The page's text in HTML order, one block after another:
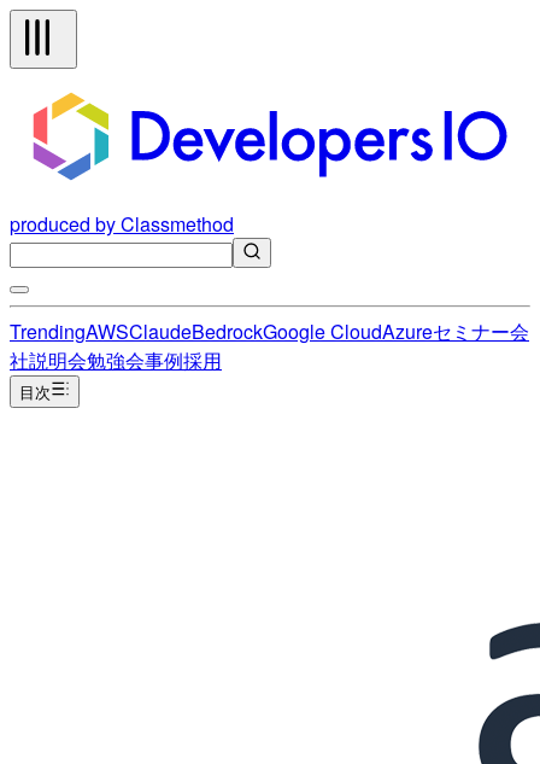
produced by Classmethod
TrendingAWSClaudeBedrockGoogle CloudAzureセミナー会
社説明会勉強会事例採用
目次